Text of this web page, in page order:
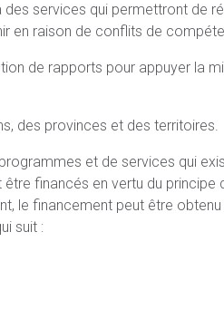
services qui permettront
en raison de conflits de
de rapports pour appuyer la
des provinces et des territoires.
et de services qui
financés en vertu du
le financement peut être
suit :